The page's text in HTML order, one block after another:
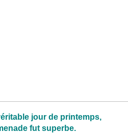
jour de printemps,
fut superbe.